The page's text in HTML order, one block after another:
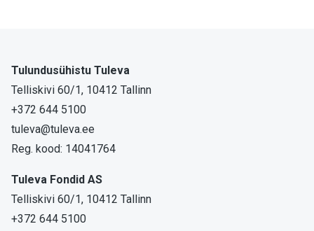
Tulundusühistu Tuleva
Telliskivi 60/1, 10412 Tallinn
+372 644 5100
tuleva@tuleva.ee
Reg. kood: 14041764
Tuleva Fondid AS
Telliskivi 60/1, 10412 Tallinn
+372 644 5100